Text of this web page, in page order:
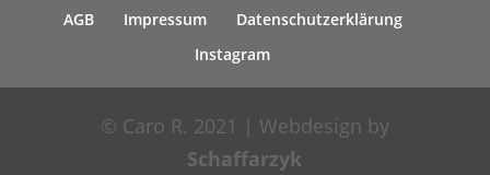
AGB Impressum
Datenschutzerklärung
Instagram
© Caro R. 2021 | Webdesign by
Schaffarzyk